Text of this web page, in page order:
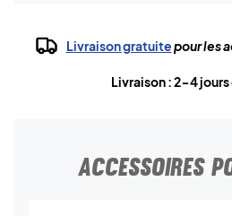
Livraison gratuitepour les
Livraison : 2-4
ACCESSOIRES